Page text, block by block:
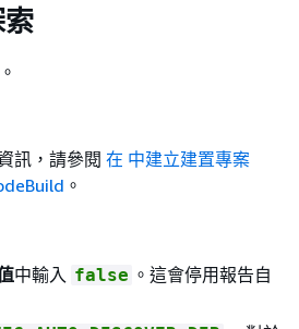
訊，請參閱 在 中建立建置專案
。
中輸入 false 。這會停用報告自